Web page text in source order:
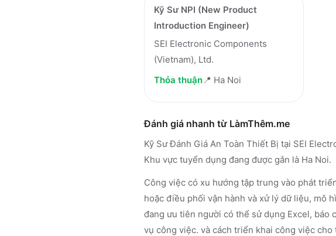
Kỹ Sư NPI (New Product
Introduction Engineer)
SEI Electronic Components
(Vietnam), Ltd.
Thỏa thuận📍 Ha Noi
Đánh giá nhanh từ LàmThêm.me
Kỹ Sư Đánh Giá An Toàn Thiết Bị tại SEI
Khu vực tuyển dụng đang được gắn là Ha Noi.
Công việc có xu hướng tập trung vào phát
hoặc điều phối vận hành và xử lý dữ liệu, mô
đang ưu tiên người có thể sử dụng Excel, báo
vụ công việc. và cách triển khai công việc